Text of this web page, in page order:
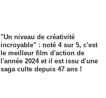
"Un niveau de créativité
incroyable" : noté 4 sur 5, c'est
le meilleur film d'action de
l'année 2024 et il est issu d'une
saga culte depuis 47 ans !